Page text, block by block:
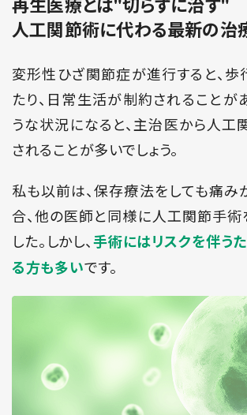
人工関節術に代わる最新の治
変形性ひざ関節症が進行すると、歩
たり、日常生活が制約されることが
うな状況になると、主治医から人工
されることが多いでしょう。
私も以前は、保存療法をしても痛み
合、他の医師と同様に人工関節手術
した。しかし、手術にはリスクを伴う
る方も多いです。